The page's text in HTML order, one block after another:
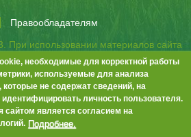
Правообладателям
При использовании материалов сайта
обязательна.
Города Волос, д.6, 8 этаж, офис 803
13 e-mail:info@agrobook.ru
16+. Объявления на сайте не
о защите персональных данных
редактор, тел.: (863) 282-83-13
необходимые для корректной работы
используемые для анализа
которые не содержат сведений, на
личность пользователя.
является согласием на
Подробнее.